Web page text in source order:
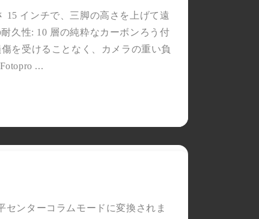
15 インチで、三脚の高さを上げて遠
久性: 10 層の純粋なカーボンろう付
を受けることなく、カメラの重い負
...
センターコラムモードに変換されま